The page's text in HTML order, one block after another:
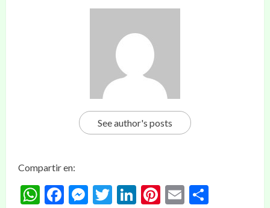
See author's posts
Compartir en:
WhatsApp
Facebook
Messenger
Twitter
LinkedIn
Pinterest
Email